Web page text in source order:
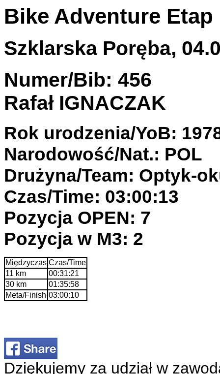
Bike Adventure Etap
Szklarska Poręba,
Numer/Bib: 456
Rafał IGNACZAK
Rok urodzenia/YoB:
Narodowość/Nat.: POL
Drużyna/Team: Optyk-
Czas/Time: 03:00:13
Pozycja OPEN: 7
Pozycja w M3: 2
Międzyczas Czas/Time
11 km
00:31:21
30 km
01:35:58
Meta/Finish 03:00:10
Dziękujemy za udział w